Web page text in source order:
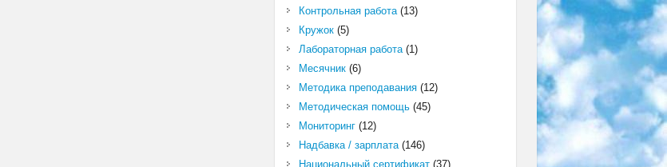
Контрольная работа(13)
Кружок(5)
Лабораторная работа(1)
Месячник(6)
Методика преподавания(12)
Методическая помощь(45)
Мониторинг(12)
Надбавка / зарплата(146)
Национальный сертификат(37)